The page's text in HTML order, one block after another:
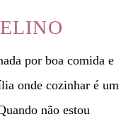
por boa comida e
onde cozinhar é um
não estou